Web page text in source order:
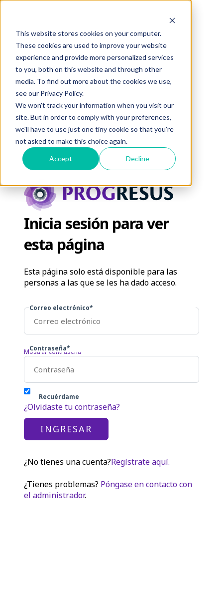
This website stores cookies on your computer.
These cookies are used to improve your website
experience and provide more personalized services
to you, both on this website and through other
media. To find out more about the cookies we use,
see our Privacy Policy.
We won't track your information when you visit our
site. But in order to comply with your preferences,
we'll have to use just one tiny cookie so that you're
not asked to make this choice again.
Accept Decline
Inicia sesión para ver
esta página
Esta página solo está disponible para las
personas a las que se les ha dado acceso.
Correo electrónico*
Contraseña*
Mostrar contraseña
Recuérdame
¿Olvidaste tu contraseña?
¿No tienes una cuenta?Regístrate aquí.
¿Tienes problemas? Póngase en contacto con
el administrador.